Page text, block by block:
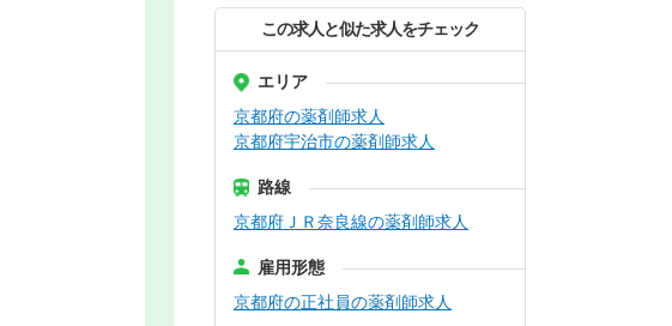
この求人と似た求人をチェック
エリア
京都府の薬剤師求人
京都府宇治市の薬剤師求人
路線
京都府ＪＲ奈良線の薬剤師求人
雇用形態
京都府の正社員の薬剤師求人